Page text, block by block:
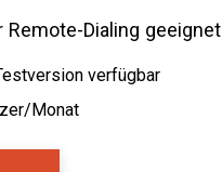
Dialing geeignet
verfügbar
Monat